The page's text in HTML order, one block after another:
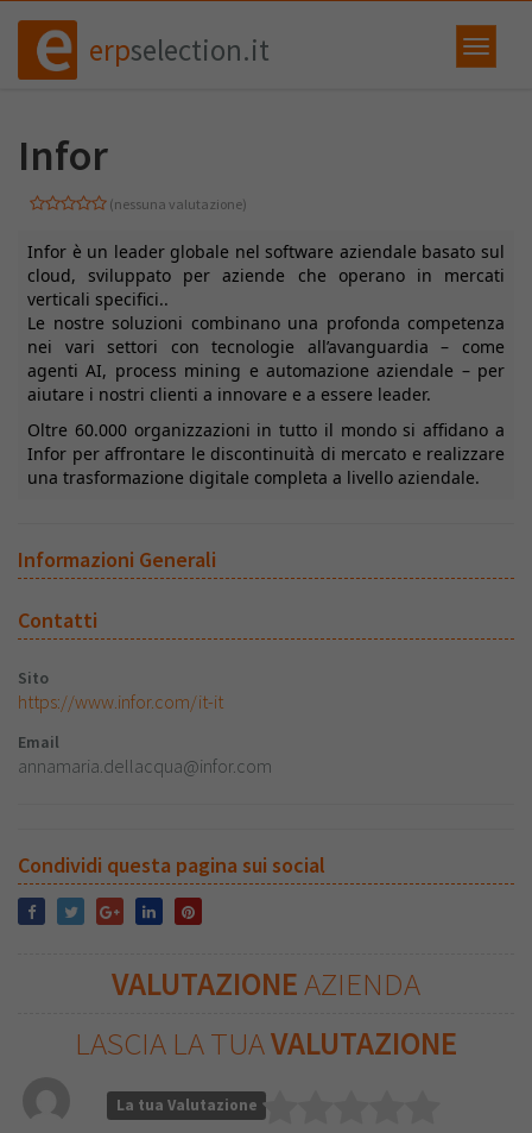
erpselection.it
Infor
(nessuna valutazione)
Infor è un leader globale nel software aziendale basato sul
cloud, sviluppato per aziende che operano in mercati
verticali specifici..
Le nostre soluzioni combinano una profonda competenza
nei vari settori con tecnologie all’avanguardia – come
agenti AI, process mining e automazione aziendale – per
aiutare i nostri clienti a innovare e a essere leader.
Oltre 60.000 organizzazioni in tutto il mondo si affidano a
Infor per affrontare le discontinuità di mercato e realizzare
una trasformazione digitale completa a livello aziendale.
Informazioni Generali
Contatti
Sito
https://www.infor.com/it-it
Email
annamaria.dellacqua@infor.com
Condividi questa pagina sui social
VALUTAZIONEAZIENDA
LASCIA LA TUAVALUTAZIONE
La tua Valutazione